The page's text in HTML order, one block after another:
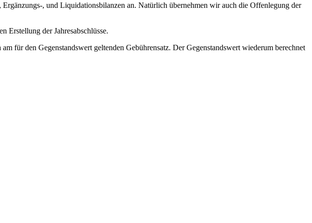
, und Liquidationsbilanzen an. Natürlich übernehmen wir auch die Offenlegung der
Erstellung der Jahresabschlüsse.
für den Gegenstandswert geltenden Gebührensatz. Der Gegenstandswert wiederum berechnet